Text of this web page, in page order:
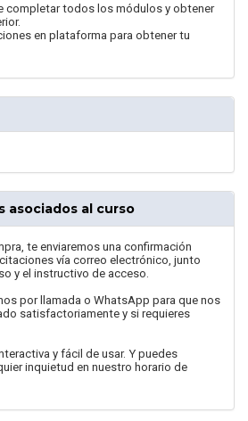
completar todos los módulos y obtener
en plataforma para obtener tu
asociados al curso
te enviaremos una confirmación
vía correo electrónico, junto
y el instructivo de acceso.
por llamada o WhatsApp para que nos
satisfactoriamente y si requieres
y fácil de usar. Y puedes
inquietud en nuestro horario de